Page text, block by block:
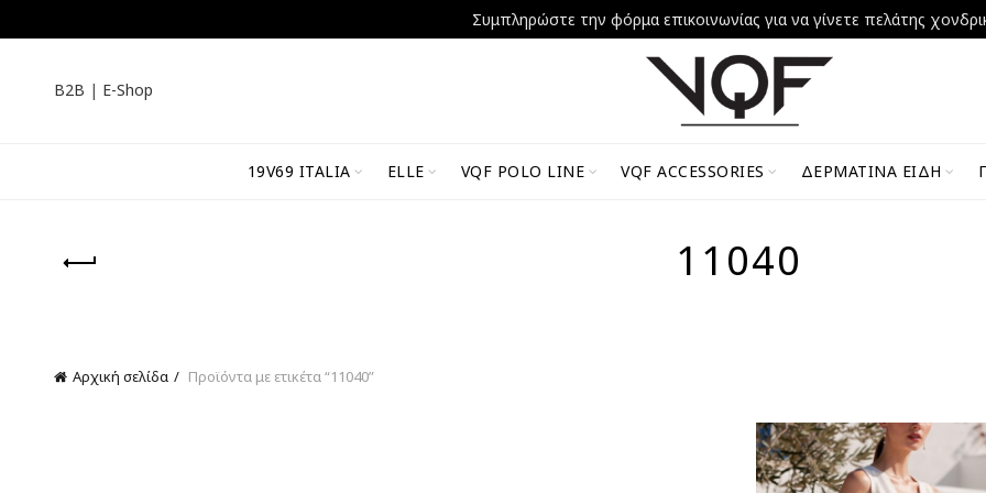
B2B | E-Shop
19V69 ITALIA ELLE VQF POLO LINE VQF ACCESSORIES ΔΕΡΜΆΤΙΝΑ ΕΊΔΗ
11040
Αρχική σελίδα Προϊόντα με ετικέτα “11040”
Συμπληρώστε την φόρμα επικοινωνίας για να γίνετε πελάτης